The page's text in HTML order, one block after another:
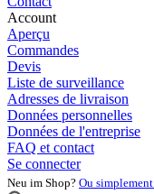
Account
Aperçu
Commandes
Devis
Liste de surveillance
Adresses de livraison
Données personnelles
Données de l'entreprise
FAQ et contact
Se connecter
Neu im Shop? Ou simplement